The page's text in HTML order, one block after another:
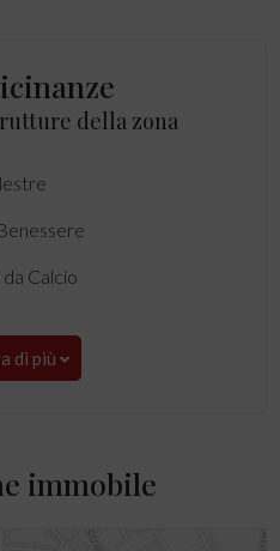
della zona
Calcio
di più
immobile